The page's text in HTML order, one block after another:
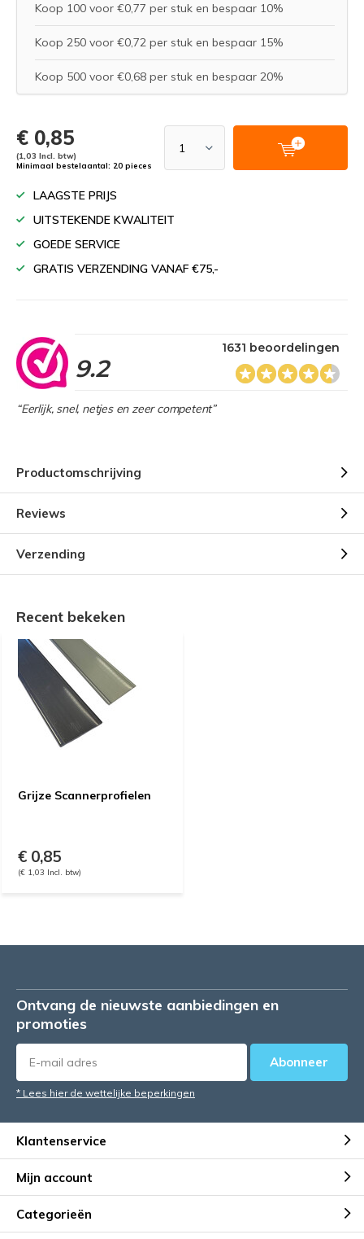
Koop 100 voor €0,77 per stuk en bespaar 10%
Koop 250 voor €0,72 per stuk en bespaar 15%
Koop 500 voor €0,68 per stuk en bespaar 20%
€ 0,85
(1,03 Incl. btw)
Minimaal bestelaantal: 20 pieces
LAAGSTE PRIJS
UITSTEKENDE KWALITEIT
GOEDE SERVICE
GRATIS VERZENDING VANAF €75,-
9.2
1631 beoordelingen
“Eerlijk, snel, netjes en zeer competent”
Productomschrijving
Reviews
Verzending
Recent bekeken
Grijze Scannerprofielen
€ 0,85
(€ 1,03 Incl. btw)
Ontvang de nieuwste aanbiedingen en
promoties
Abonneer
* Lees hier de wettelijke beperkingen
Klantenservice
Mijn account
Categorieën